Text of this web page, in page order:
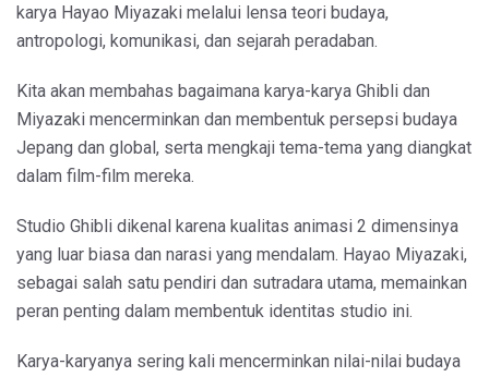
karya Hayao Miyazaki melalui lensa teori budaya,
antropologi, komunikasi, dan sejarah peradaban.
Kita akan membahas bagaimana karya-karya Ghibli dan
Miyazaki mencerminkan dan membentuk persepsi budaya
Jepang dan global, serta mengkaji tema-tema yang diangkat
dalam film-film mereka.
Studio Ghibli dikenal karena kualitas animasi 2 dimensinya
yang luar biasa dan narasi yang mendalam. Hayao Miyazaki,
sebagai salah satu pendiri dan sutradara utama, memainkan
peran penting dalam membentuk identitas studio ini.
Karya-karyanya sering kali mencerminkan nilai-nilai budaya